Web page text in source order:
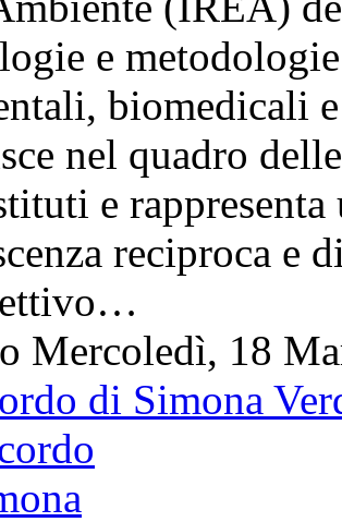
e
biomedicali
nel quadro
e
reciproca e
Mercoledì, 18
di Simona